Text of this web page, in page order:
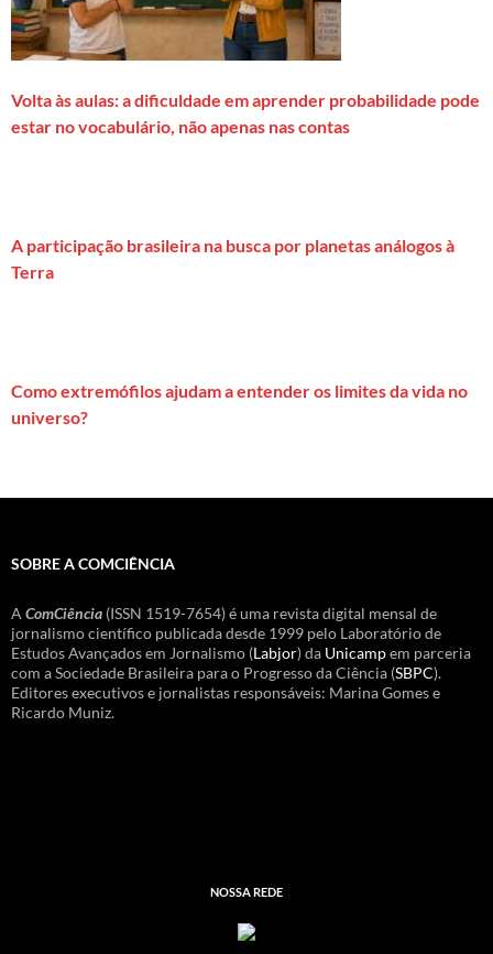
Volta às aulas: a dificuldade em aprender probabilidade pode
estar no vocabulário, não apenas nas contas
A participação brasileira na busca por planetas análogos à
Terra
Como extremófilos ajudam a entender os limites da vida no
universo?
SOBRE A COMCIÊNCIA
A ComCiência (ISSN 1519-7654) é uma revista digital mensal de
jornalismo científico publicada desde 1999 pelo Laboratório de
Estudos Avançados em Jornalismo (Labjor) da Unicampem parceria
com a Sociedade Brasileira para o Progresso da Ciência (SBPC).
Editores executivos e jornalistas responsáveis: Marina Gomes e
Ricardo Muniz.
NOSSA REDE